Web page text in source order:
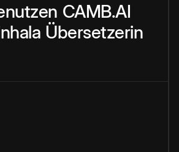
CAMB.AI
Übersetzerin